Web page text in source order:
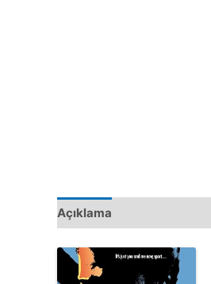
Açıklama